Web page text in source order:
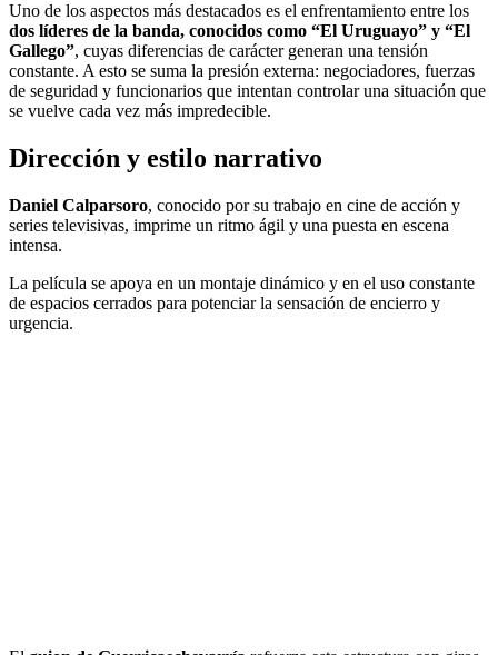
Uno de los aspectos más destacados es el enfrentamiento entre los
dos líderes de la banda, conocidos como “El Uruguayo” y “El
Gallego”, cuyas diferencias de carácter generan una tensión
constante. A esto se suma la presión externa: negociadores, fuerzas
de seguridad y funcionarios que intentan controlar una situación que
se vuelve cada vez más impredecible.
Dirección y estilo narrativo
Daniel Calparsoro, conocido por su trabajo en cine de acción y
series televisivas, imprime un ritmo ágil y una puesta en escena
intensa.
La película se apoya en un montaje dinámico y en el uso constante
de espacios cerrados para potenciar la sensación de encierro y
urgencia.